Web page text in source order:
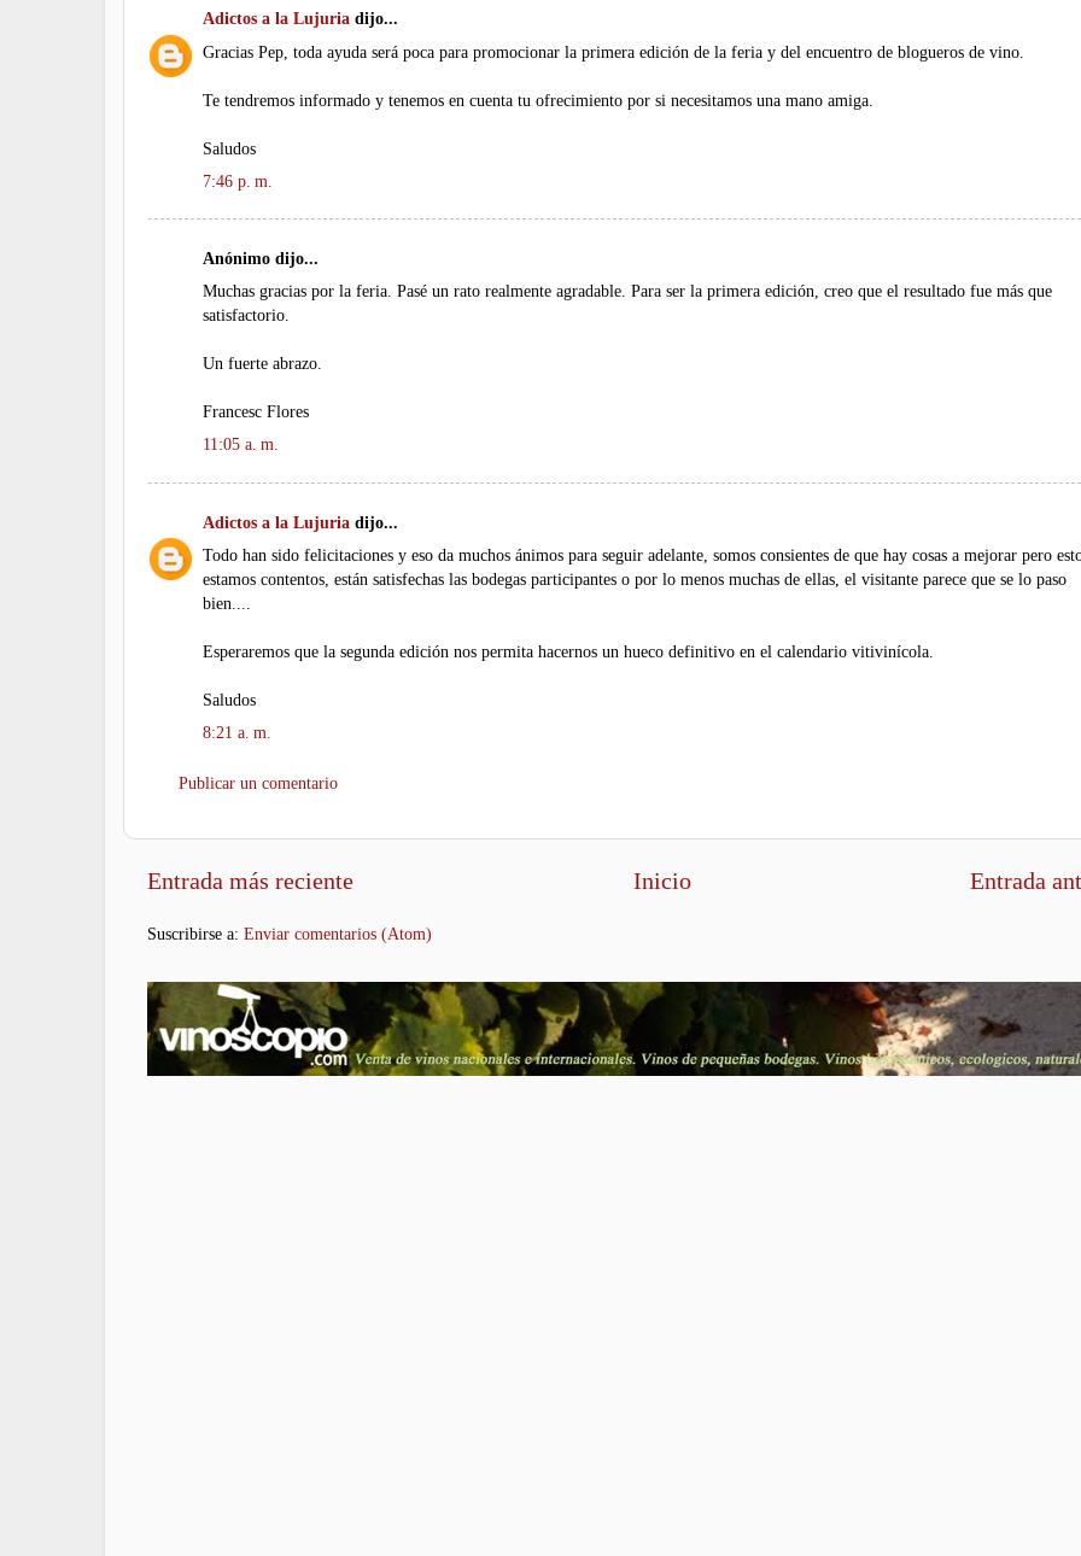
Adictos a la Lujuria dijo...
Gracias Pep, toda ayuda será poca para promocionar la primera edición de la feria y del encuentro de blogueros de vino.
Te tendremos informado y tenemos en cuenta tu ofrecimiento por si necesitamos una mano amiga.
Saludos
7:46 p. m.
Anónimo dijo...
Muchas gracias por la feria. Pasé un rato realmente agradable. Para ser la primera edición, creo que el resultado fue más que
satisfactorio.
Un fuerte abrazo.
Francesc Flores
11:05 a. m.
Adictos a la Lujuria dijo...
Todo han sido felicitaciones y eso da muchos ánimos para seguir adelante, somos consientes de que hay cosas a mejorar pero
estamos contentos, están satisfechas las bodegas participantes o por lo menos muchas de ellas, el visitante parece que se lo paso
bien....
Esperaremos que la segunda edición nos permita hacernos un hueco definitivo en el calendario vitivinícola.
Saludos
8:21 a. m.
Publicar un comentario
Entrada más reciente Entrada
Inicio
Suscribirse a: Enviar comentarios (Atom)